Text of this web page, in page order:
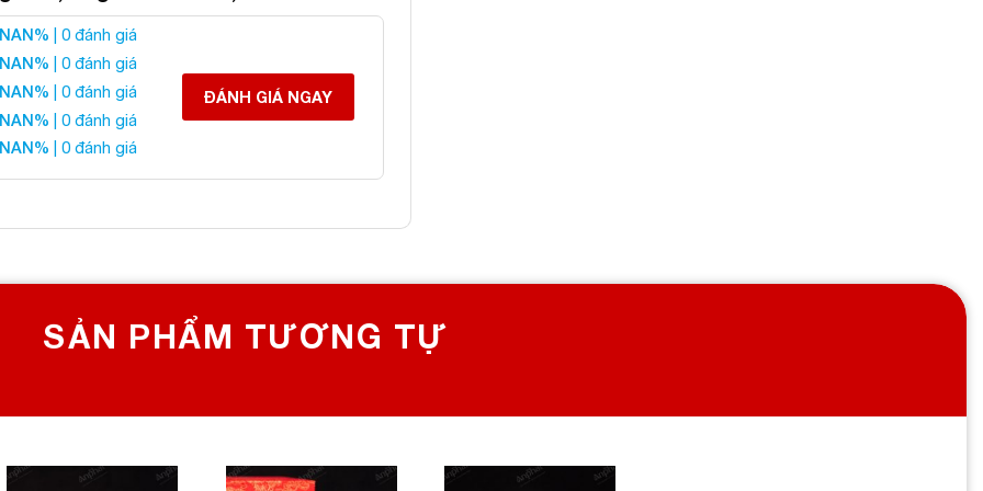
Anh Trắng 1A
liên hệ:
SỐ 1 VỀ ĐÁ PHONG THỦY
NAN% | 0 đánh giá
NAN% | 0 đánh giá
NAN% | 0 đánh giá
NAN% | 0 đánh giá
NAN% | 0 đánh giá
ĐÁNH GIÁ NGAY
SẢN PHẨM TƯƠNG TỰ